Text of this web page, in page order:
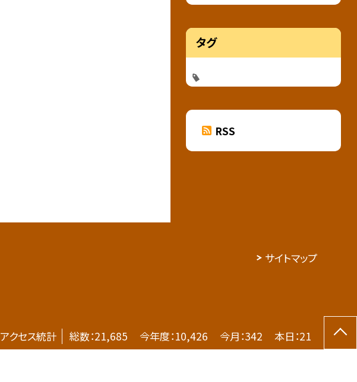
タグ
RSS
サイトマップ
アクセス統計 総数：21,685 今年度：10,426 今月：342 本日：21